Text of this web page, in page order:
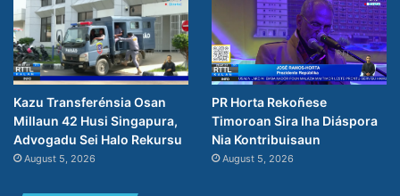
Kazu Transferénsia Osan
Millaun 42 Husi Singapura,
Advogadu Sei Halo Rekursu
August 5, 2026
PR Horta Rekoñese
Timoroan Sira Iha Diáspora
Nia Kontribuisaun
August 5, 2026